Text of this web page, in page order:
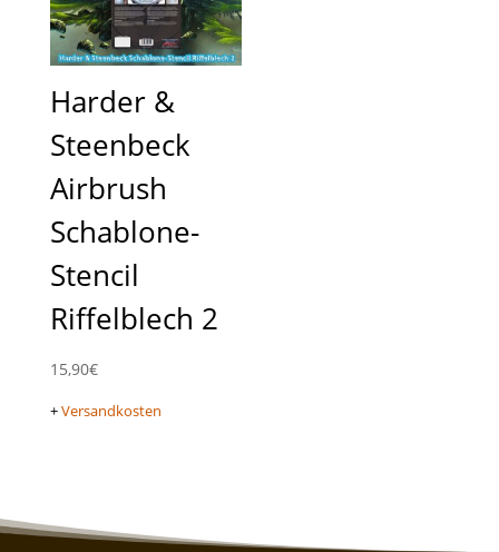
Harder &
Steenbeck
Airbrush
Schablone-
Stencil
Riffelblech 2
15,90€
+Versandkosten